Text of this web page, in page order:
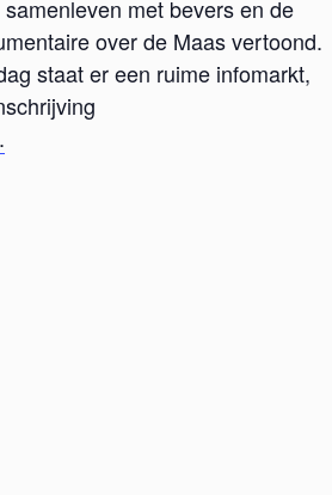
met bevers en de
over de Maas vertoond.
staat er een ruime infomarkt,